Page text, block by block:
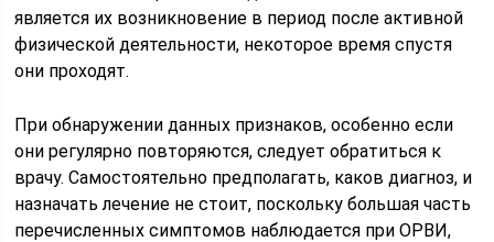
является их возникновение в период после активной
физической деятельности, некоторое время спустя
они проходят.
При обнаружении данных признаков, особенно если
они регулярно повторяются, следует обратиться к
врачу. Самостоятельно предполагать, каков диагноз, и
назначать лечение не стоит, поскольку большая часть
перечисленных симптомов наблюдается при ОРВИ,